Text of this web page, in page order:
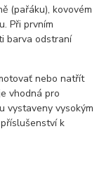
(pařáku), kovovém
Při prvním
barva odstraní
nebo natřít
vhodná pro
vystaveny vysokým
k